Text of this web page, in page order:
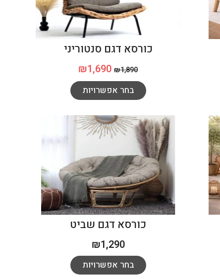
כורסא דגם סנטוריני
₪1,890
₪1,690
בחר אפשרויות
כורסא דגם שביט
₪1,290
בחר אפשרויות